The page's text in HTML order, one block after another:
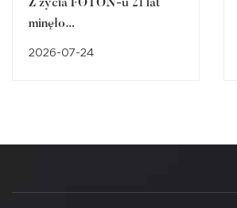
Z życia FOTON-u 21 lat
minęło…
2026-07-24